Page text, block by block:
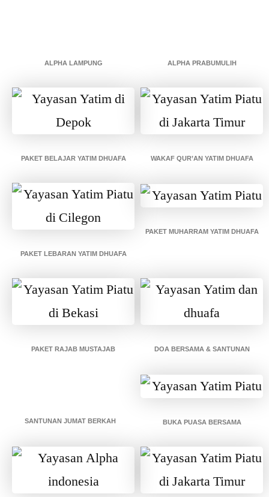
ALPHA LAMPUNG ALPHA PRABUMULIH
PAKET BELAJAR YATIM DHUAFA WAKAF QUR’AN YATIM DHUAFA
PAKET LEBARAN YATIM DHUAFA
PAKET MUHARRAM YATIM DHUAFA
PAKET RAJAB MUSTAJAB DOA BERSAMA & SANTUNAN
SANTUNAN JUMAT BERKAH BUKA PUASA BERSAMA